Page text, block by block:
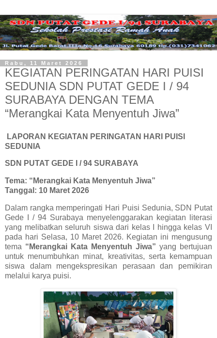
Rabu, 11 Maret 2026
KEGIATAN PERINGATAN HARI PUISI
SEDUNIA SDN PUTAT GEDE I / 94
SURABAYA DENGAN TEMA
“Merangkai Kata Menyentuh Jiwa”
LAPORAN KEGIATAN PERINGATAN HARI PUISI
SEDUNIA
SDN PUTAT GEDE I / 94 SURABAYA
Tema: “Merangkai Kata Menyentuh Jiwa”
Tanggal: 10 Maret 2026
Dalam rangka memperingati Hari Puisi Sedunia, SDN Putat
Gede I / 94 Surabaya menyelenggarakan kegiatan literasi
yang melibatkan seluruh siswa dari kelas I hingga kelas VI
pada hari Selasa, 10 Maret 2026. Kegiatan ini mengusung
tema “Merangkai Kata Menyentuh Jiwa” yang bertujuan
untuk menumbuhkan minat, kreativitas, serta kemampuan
siswa dalam mengekspresikan perasaan dan pemikiran
melalui karya puisi.